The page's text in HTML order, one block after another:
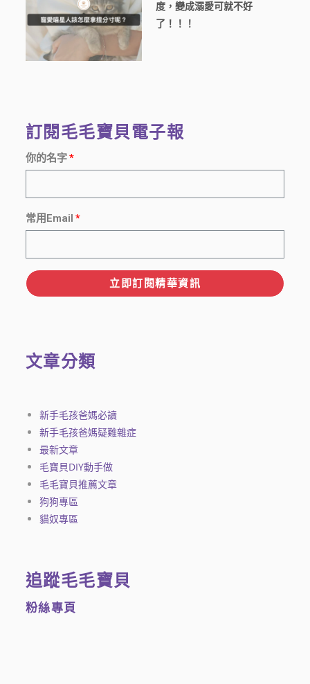
度，變成溺愛可就不好
了！！！
訂閱毛毛寶貝電子報
你的名字
常用Email
立即訂閱精華資訊
文章分類
新手毛孩爸媽必讀
新手毛孩爸媽疑難雜症
最新文章
毛寶貝DIY動手做
毛毛寶貝推薦文章
狗狗專區
貓奴專區
追蹤毛毛寶貝
粉絲專頁